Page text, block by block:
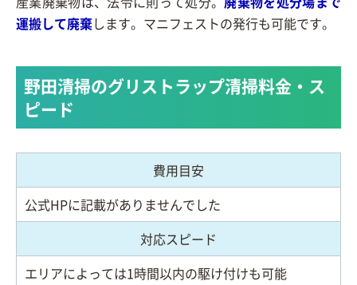
運搬して廃棄します。マニフェストの発行も可能です。
野田清掃のグリストラップ清掃料金・ス
ピード
費用目安
公式HPに記載がありませんでした
対応スピード
エリアによっては1時間以内の駆け付けも可能